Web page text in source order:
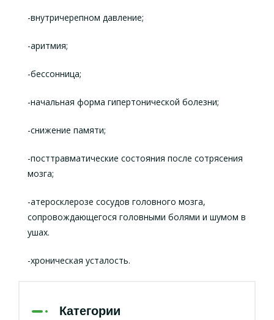
-внутричерепном давление;
-аритмия;
-бессонница;
-начальная форма гипертонической болезни;
-снижение памяти;
-посттравматические состояния после сотрясения
мозга;
-атеросклерозе сосудов головного мозга,
сопровождающегося головными болями и шумом в
ушах.
-хроническая усталость.
Категории